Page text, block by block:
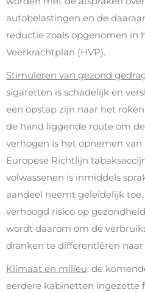
autobelastingen en de
reductie zoals opgenomen in
Veerkrachtplan (HVP).
Stimuleren van gezond
sigaretten is schadelijk en
een opstap zijn naar het
de hand liggende route om
verhogen is het opnemen
Europese Richtlijn
volwassenen is inmiddels
aandeel neemt geleidelijk
verhoogd risico op
wordt daarom om de
dranken te differentiëren
Klimaat en milieu: de
eerdere kabinetten ingezette